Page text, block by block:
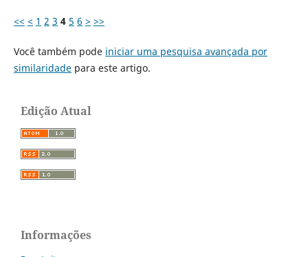
<< < 1 2 3 4 5 6 > >>
Você também pode iniciar uma pesquisa avançada por
similaridadepara este artigo.
Edição Atual
Informações